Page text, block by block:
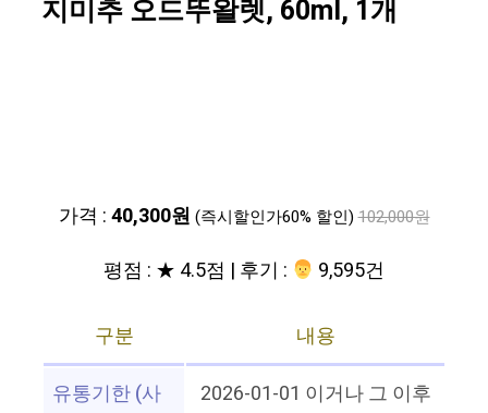
지미추 오드뚜왈렛, 60ml, 1개
가격 :40,300원 (즉시할인가60% 할인) 102,000원
평점 : ★ 4.5점 | 후기 : ‍‍ 9,595건
구분
내용
유통기한 (사
2026-01-01 이거나 그 이후